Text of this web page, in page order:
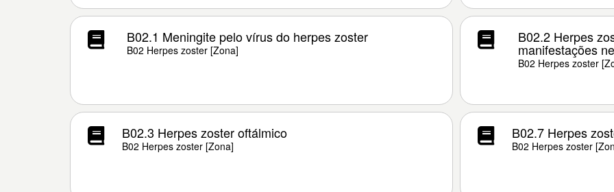
B02.1 Meningite pelo vírus do herpes zoster
B02 Herpes zoster [Zona]
B02.2 Herpes
manifestações
B02 Herpes zoster
B02.3 Herpes zoster oftálmico
B02 Herpes zoster [Zona]
B02.7 Herpes
B02 Herpes zoster